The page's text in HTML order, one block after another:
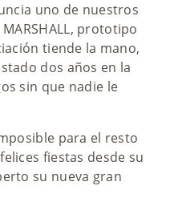
uno de nuestros
prototipo
tiende la mano,
dos años en la
sin que nadie le
para el resto
fiestas desde su
su nueva gran